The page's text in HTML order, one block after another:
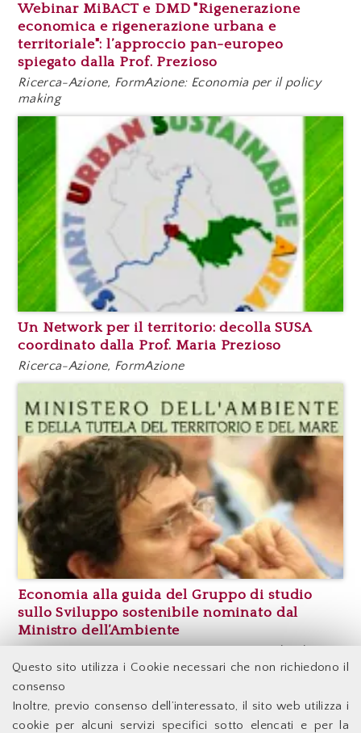
Questo sito utilizza i Cookie necessari che non richiedono il
consenso
Inoltre, previo consenso dell’interessato, il sito web utilizza i
cookie per alcuni servizi specifici sotto elencati e per la
Webinar MiBACT e DMD "Rigenerazione
economica e rigenerazione urbana e
territoriale": l’approccio pan-europeo
spiegato dalla Prof. Prezioso
Ricerca-Azione, FormAzione: Economia per il policy
making
Un Network per il territorio: decolla SUSA
coordinato dalla Prof. Maria Prezioso
Ricerca-Azione, FormAzione
Economia alla guida del Gruppo di studio
sullo Sviluppo sostenibile nominato dal
Ministro dell’Ambiente
Ricerca-Azione, FormAzione: Economia per il policy
making
Facoltà di Economia - Università degli Studi di Roma